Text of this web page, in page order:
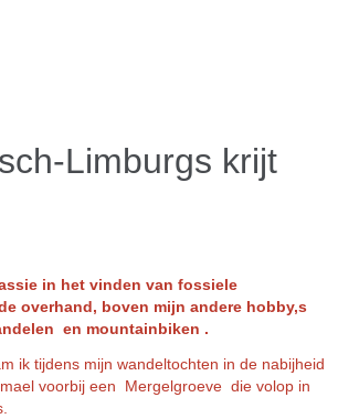
Limburgs krijt
in het vinden van fossiele
overhand, boven mijn andere hobby,s
en mountainbiken .
ik tijdens mijn wandeltochten in de nabijheid
voorbij een Mergelgroeve die volop in